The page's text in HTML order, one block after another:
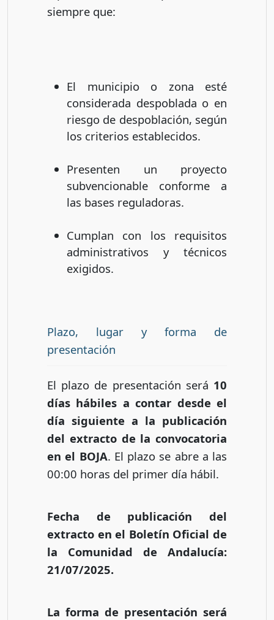
siempre que:
El municipio o zona esté
considerada despoblada o en
riesgo de despoblación, según
los criterios establecidos.
Presenten un proyecto
subvencionable conforme a
las bases reguladoras.
Cumplan con los requisitos
administrativos y técnicos
exigidos.
Plazo, lugar y forma de
presentación
El plazo de presentación será 10
días hábiles a contar desde el
día siguiente a la publicación
del extracto de la convocatoria
en el BOJA. El plazo se abre a las
00:00 horas del primer día hábil.
Fecha de publicación del
extracto en el Boletín Oficial de
la Comunidad de Andalucía:
21/07/2025.
La forma de presentación será